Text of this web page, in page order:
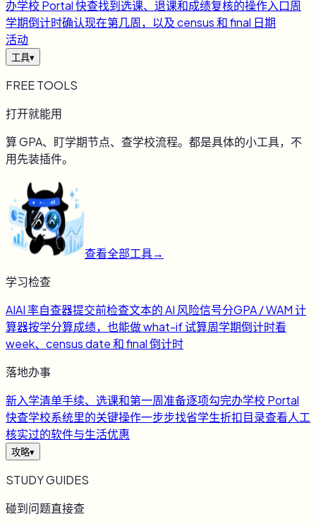
办学校 Portal 快查找到选课、退课和成绩复核的操作入口周
学期倒计时确认现在第几周，以及 census 和 final 日期
活动
工具▾
FREE TOOLS
打开就能用
算 GPA、盯学期节点、查学校流程。都是具体的小工具，不
用先装插件。
查看全部工具→
学习检查
AIAI 率自查器提交前检查文本的 AI 风险信号分GPA / WAM 计
算器按学分算成绩，也能做 what-if 试算周学期倒计时看
week、census date 和 final 倒计时
落地办事
新入学清单手续、选课和第一周准备逐项勾完办学校 Portal
快查学校系统里的关键操作一步步找省学生折扣目录查看人工
核实过的软件与生活优惠
攻略▾
STUDY GUIDES
碰到问题直接查